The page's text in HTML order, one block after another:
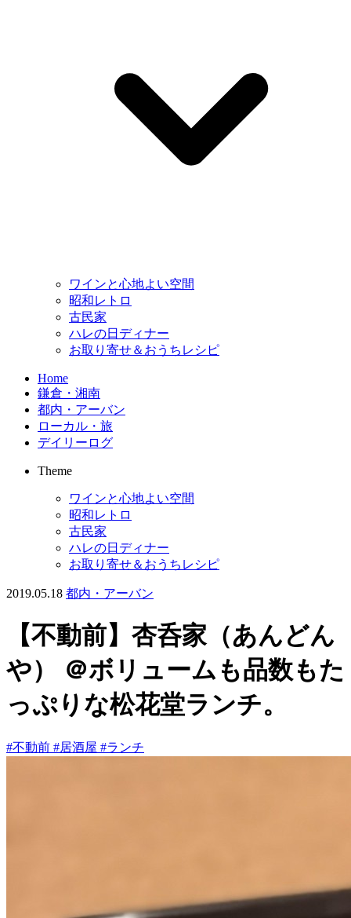
ワインと心地よい空間
昭和レトロ
古民家
ハレの日ディナー
お取り寄せ＆おうちレシピ
Home
鎌倉・湘南
都内・アーバン
ローカル・旅
デイリーログ
Theme
ワインと心地よい空間
昭和レトロ
古民家
ハレの日ディナー
お取り寄せ＆おうちレシピ
2019.05.18 都内・アーバン
【不動前】杏呑家（あんどん
や） ＠ボリュームも品数もた
っぷりな松花堂ランチ。
#不動前 #居酒屋 #ランチ